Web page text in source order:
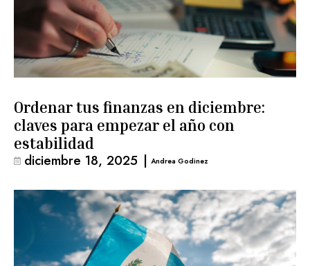
Ordenar tus finanzas en diciembre:
claves para empezar el año con
estabilidad
diciembre 18, 2025 | Andrea Godinez